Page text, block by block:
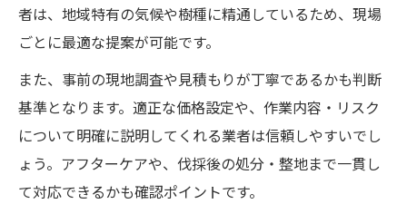
この地域における伐採業の新たな価値と展望
伐採業が地域社会にもたらす新しい価値
鹿児島県の林業発展と伐採の今後の展望
伐採技術革新による業界の変化を解説
地域企業と林業組合が描く未来像とは
合法木材利用促進で広がる伐採の可能性
者は、地域特有の気候や樹種に精通しているため、現場
ごとに最適な提案が可能です。
また、事前の現地調査や見積もりが丁寧であるかも判断
基準となります。適正な価格設定や、作業内容・リスク
について明確に説明してくれる業者は信頼しやすいでし
ょう。アフターケアや、伐採後の処分・整地まで一貫し
て対応できるかも確認ポイントです。